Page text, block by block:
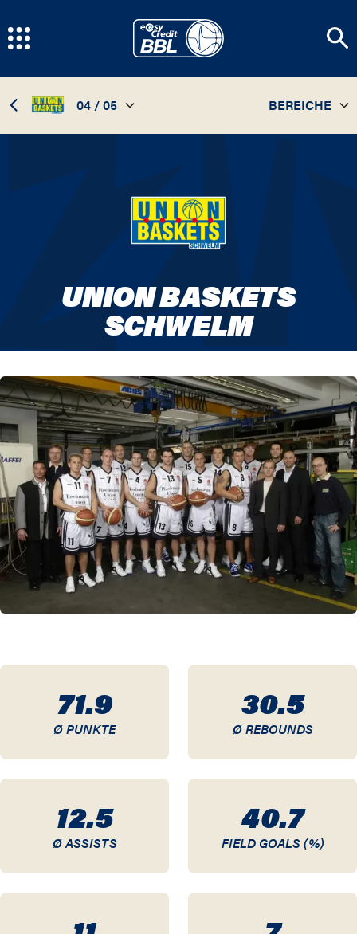
04 / 05
04 / 05
BEREICHE
TEAM
UNION BASKETS
SCHWELM
71.9
Ø PUNKTE
30.5
Ø REBOUNDS
12.5
Ø ASSISTS
40.7
FIELD GOALS (%)